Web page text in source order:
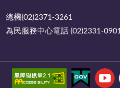
總機(02)2371-3261
為民服務中心電話 (02)2331-0901